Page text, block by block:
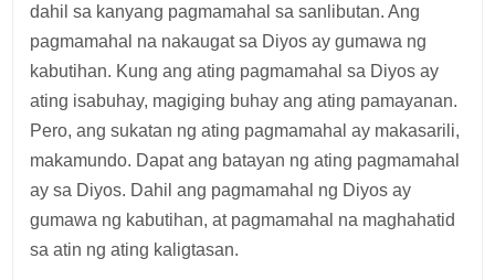
dahil sa kanyang pagmamahal sa sanlibutan. Ang
pagmamahal na nakaugat sa Diyos ay gumawa ng
kabutihan. Kung ang ating pagmamahal sa Diyos ay
ating isabuhay, magiging buhay ang ating pamayanan.
Pero, ang sukatan ng ating pagmamahal ay makasarili,
makamundo. Dapat ang batayan ng ating pagmamahal
ay sa Diyos. Dahil ang pagmamahal ng Diyos ay
gumawa ng kabutihan, at pagmamahal na maghahatid
sa atin ng ating kaligtasan.